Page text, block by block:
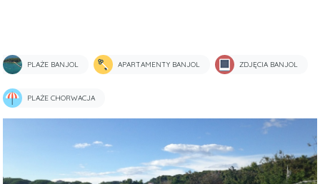
PLAŻE BANJOL APARTAMENTY BANJOL ZDJĘCIA BANJOL
PLAŻE CHORWACJA